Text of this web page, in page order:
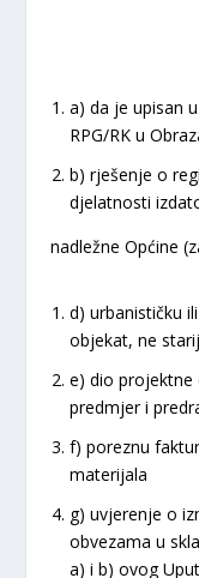
a) da je upisan
RPG/RK u
b) rješenje o
djelatnosti
nadležne Općine
d) urbanističku
objekat, ne
e) dio projektne
predmjer i
f) poreznu
materijala
g) uvjerenje o
obvezama u
a) i b) ovog